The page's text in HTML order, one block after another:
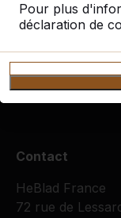
Pour plus
déclaration de
Contact
HeBlad France
72 rue de